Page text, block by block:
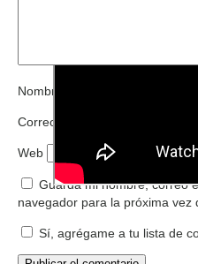
Nombre
Correo electrónico
Web
Guarda mi nombre, correo
navegador para la próxima vez
Sí, agrégame a tu lista de